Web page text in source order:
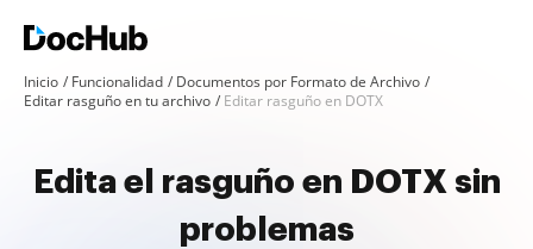
Inicio Funcionalidad
Documentos por Formato de Archivo
Editar rasguño en tu archivo
Editar rasguño en DOTX
Edita el rasguño en DOTX sin
problemas